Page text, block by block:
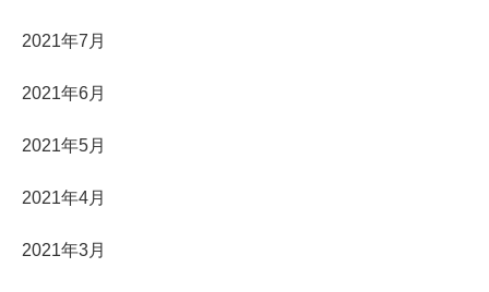
2021年7月
2021年6月
2021年5月
2021年4月
2021年3月